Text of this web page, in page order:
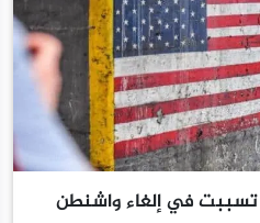
تسببت في إلغاء واشنطن